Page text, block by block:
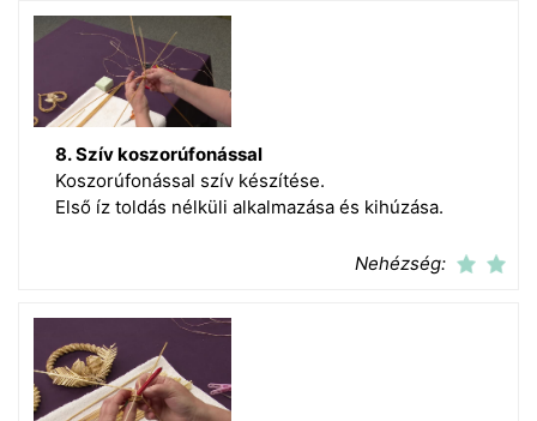
8. Szív koszorúfonással
Koszorúfonással szív készítése.
Első íz toldás nélküli alkalmazása és kihúzása.
Nehézség: